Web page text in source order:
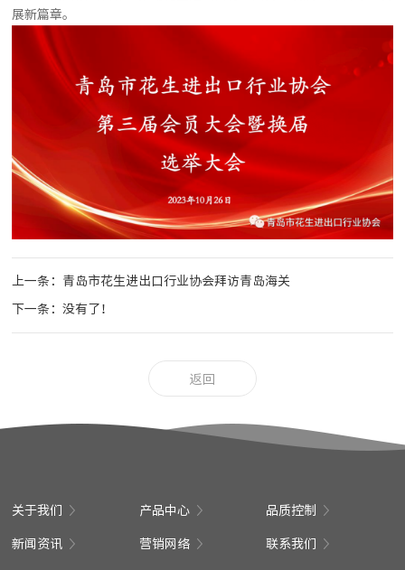
展新篇章。
上一条：青岛市花生进出口行业协会拜访青岛海关
下一条：没有了！
返回
关于我们 产品中心 品质控制
新闻资讯 营销网络 联系我们